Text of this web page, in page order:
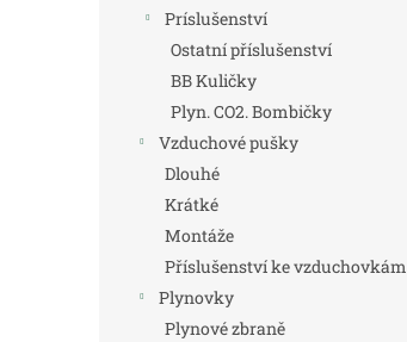
Príslušenství
Ostatní příslušenství
BB Kuličky
Plyn. CO2. Bombičky
Vzduchové pušky
Dlouhé
Krátké
Montáže
Příslušenství ke vzduchovkám
Plynovky
Plynové zbraně